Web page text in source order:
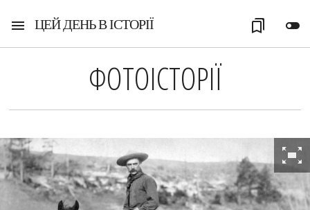
menu ЦЕЙ ДЕНЬ В ІСТОРІЇ toggle_off
bookmarks
ФОТОІСТОРІЇ